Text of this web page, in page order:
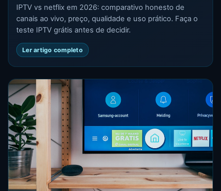
IPTV vs netflix em 2026: comparativo honesto de
canais ao vivo, preço, qualidade e uso prático. Faça o
teste IPTV grátis antes de decidir.
Ler artigo completo